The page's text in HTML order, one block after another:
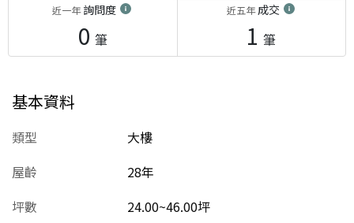
近一年詢問度
0 筆
近五年成交
1 筆
基本資料
類型
大樓
屋齡
28年
坪數
24.00~46.00坪